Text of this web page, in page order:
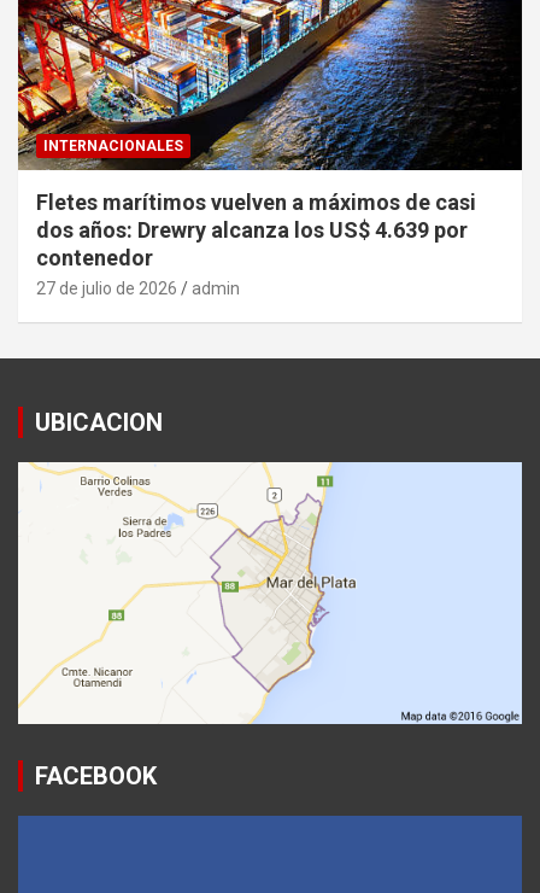
INTERNACIONALES
Fletes marítimos vuelven a máximos de casi
dos años: Drewry alcanza los US$ 4.639 por
contenedor
27 de julio de 2026 admin
UBICACION
FACEBOOK